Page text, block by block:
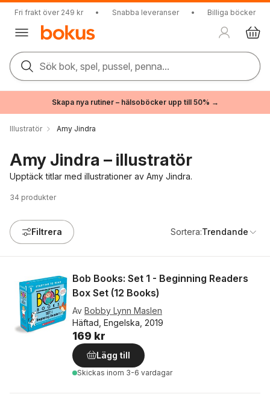
Fri frakt över 249 kr • Snabba leveranser • Billiga böcker
Sök bok, spel, pussel, penna...
Skapa nya rutiner – hälsoböcker upp till 50% →
Illustratör Amy Jindra
Amy Jindra – illustratör
Upptäck titlar med illustrationer av Amy Jindra.
34 produkter
Filtrera Sortera:Trendande
Bob Books: Set 1 - Beginning Readers
Box Set (12 Books)
Av Bobby Lynn Maslen
Häftad, Engelska, 2019
169 kr
Lägg till
Skickas inom 3-6 vardagar